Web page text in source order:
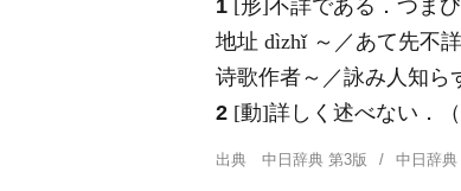
1 [形]不詳である．つま
地址 dìzhǐ ～／あて先不詳
诗歌作者～／詠み人知ら
2 [動]詳しく述べない．
出典 中日辞典 第3版 中日辞